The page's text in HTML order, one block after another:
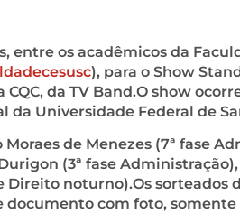
entre os acadêmicos da
), para o Show
da TV Band.O show
da Universidade Federal de
de Menezes (7ª fase
(3ª fase
Direito noturno).Os sorteados
com foto, somente